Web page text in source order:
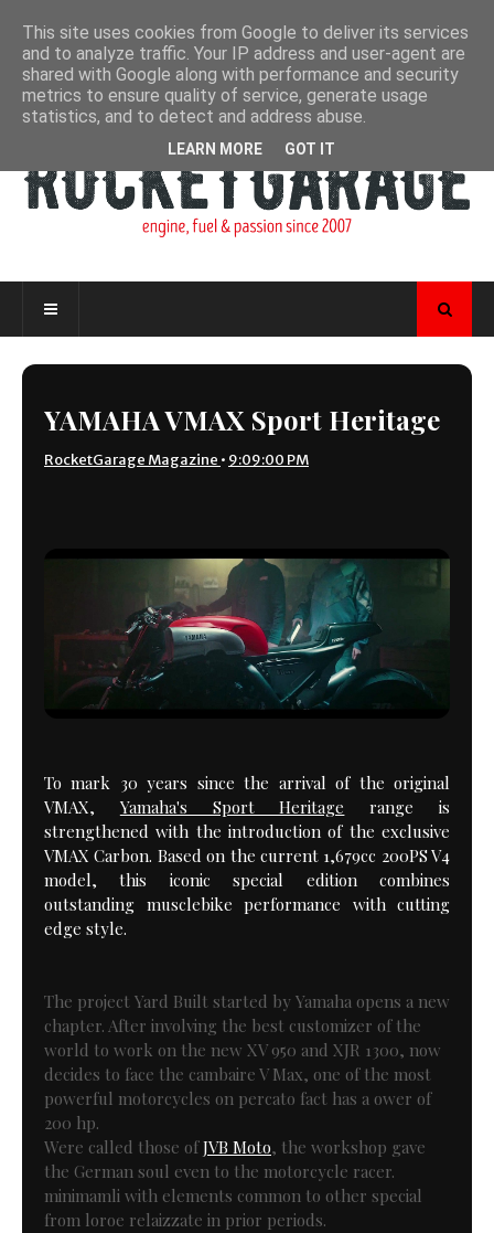
YAMAHA VMAX Sport Heritage
RocketGarage Magazine • 9:09:00 PM
To mark 30 years since the arrival of the original
VMAX, Yamaha's Sport Heritage range is
strengthened with the introduction of the exclusive
VMAX Carbon. Based on the current 1,679cc 200PS V4
model, this iconic special edition combines
outstanding musclebike performance with cutting
edge style.
The project Yard Built started by Yamaha opens a new
chapter. After involving the best customizer of the
world to work on the new XV 950 and XJR 1300, now
decides to face the cambaire V Max, one of the most
powerful motorcycles on percato fact has a ower of
200 hp.
Were called those ofJVB Moto, the workshop gave
the German soul even to the motorcycle racer.
minimamli with elements common to other special
from loroe relaizzate in prior periods.
This site uses cookies from Google to deliver its services
and to analyze traffic. Your IP address and user-agent are
shared with Google along with performance and security
metrics to ensure quality of service, generate usage
statistics, and to detect and address abuse.
LEARN MORE GOT IT